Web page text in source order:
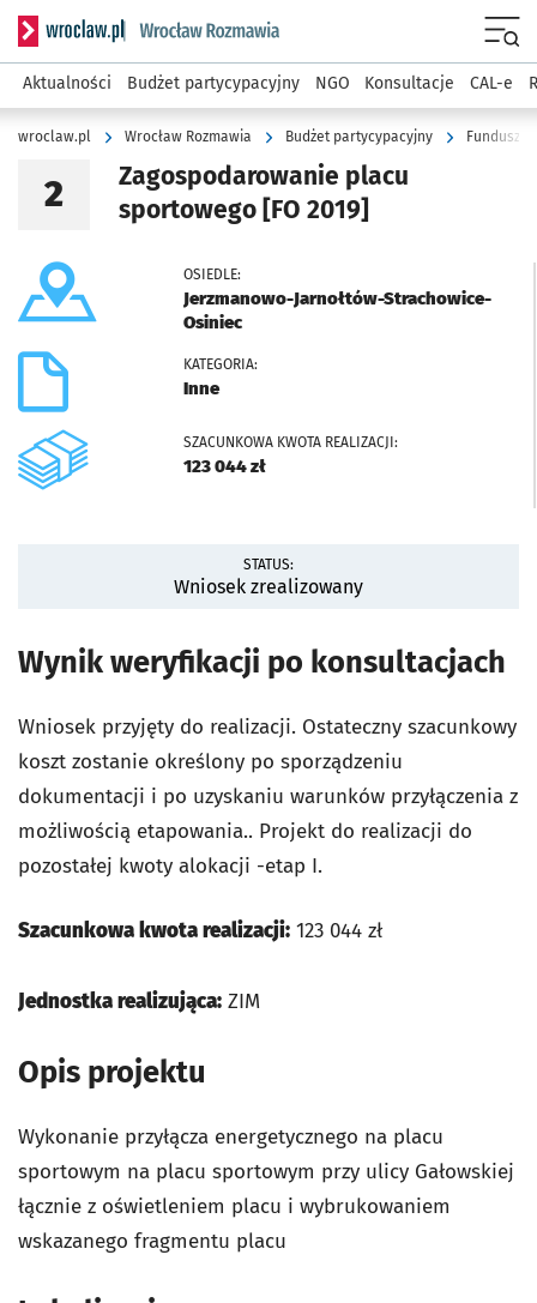
Serwis informacyjny wroclaw.pl podserwis: Rozmawia
Aktualności Budżet partycypacyjny NGO Konsultacje CAL-e
wroclaw.pl Wrocław Rozmawia Budżet partycypacyjny Fundusz
2
Zagospodarowanie placu
sportowego [FO 2019]
OSIEDLE:
Jerzmanowo-Jarnołtów-Strachowice-
Osiniec
KATEGORIA:
Inne
SZACUNKOWA KWOTA REALIZACJI:
123 044 zł
STATUS:
Wniosek zrealizowany
Wynik weryfikacji po konsultacjach
Wniosek przyjęty do realizacji. Ostateczny szacunkowy
koszt zostanie określony po sporządzeniu
dokumentacji i po uzyskaniu warunków przyłączenia z
możliwością etapowania.. Projekt do realizacji do
pozostałej kwoty alokacji -etap I.
Szacunkowa kwota realizacji: 123 044 zł
Jednostka realizująca: ZIM
Opis projektu
Wykonanie przyłącza energetycznego na placu
sportowym na placu sportowym przy ulicy Gałowskiej
łącznie z oświetleniem placu i wybrukowaniem
wskazanego fragmentu placu